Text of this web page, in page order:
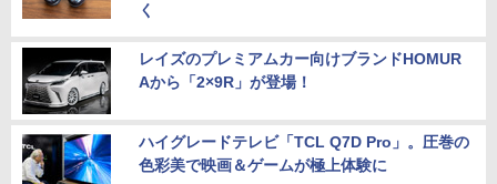
く
レイズのプレミアムカー向けブランドHOMUR
Aから「2×9R」が登場！
ハイグレードテレビ「TCL Q7D Pro」。圧巻の
色彩美で映画＆ゲームが極上体験に